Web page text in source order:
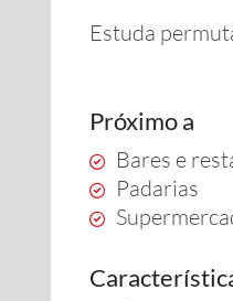
Estuda
Próximo a
Bares e
Padarias